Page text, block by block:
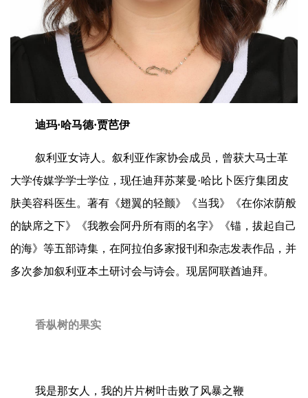
迪玛·哈马德·贾芭伊
叙利亚女诗人。叙利亚作家协会成员，曾获大马士革
大学传媒学学士学位，现任迪拜苏莱曼·哈比卜医疗集团皮
肤美容科医生。著有《翅翼的轻颤》《当我》《在你浓荫般
的缺席之下》《我教会阿丹所有雨的名字》《锚，拔起自己
的海》等五部诗集，在阿拉伯多家报刊和杂志发表作品，并
多次参加叙利亚本土研讨会与诗会。现居阿联酋迪拜。
香枞树的果实
我是那女人，我的片片树叶击败了风暴之鞭